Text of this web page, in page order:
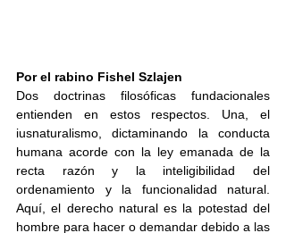
Por el rabino Fishel Szlajen
Dos doctrinas filosóficas fundacionales
entienden en estos respectos. Una, el
iusnaturalismo, dictaminando la conducta
humana acorde con la ley emanada de la
recta razón y la inteligibilidad del
ordenamiento y la funcionalidad natural.
Aquí, el derecho natural es la potestad del
hombre para hacer o demandar debido a las